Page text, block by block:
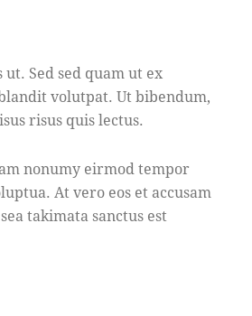
Sed sed quam ut ex
volutpat. Ut bibendum,
risus quis lectus.
nonumy eirmod tempor
At vero eos et accusam
takimata sanctus est